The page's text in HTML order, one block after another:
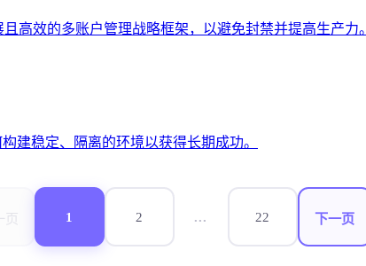
高效的多账户管理战略框架，以避免封禁并提高生产力
建稳定、隔离的环境以获得长期成功。
页 1 2 ... 22 下一页